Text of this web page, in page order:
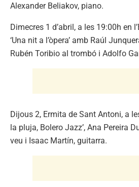
Alexander Beliakov, piano.
Dimecres 1 d’abril, a les 19:00h en
‘Una nit a l’òpera’ amb Raúl
Rubén Toribio al trombó i Adolfo
Dijous 2, Ermita de Sant Antoni, a
la pluja, Bolero Jazz’, Ana Pereira
veu i Isaac Martín, guitarra.